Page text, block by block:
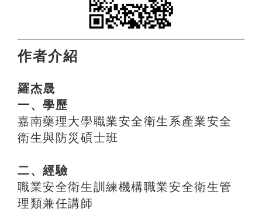
作者介紹
羅杰晟
一、學歷
嘉南藥理大學職業安全衛生系產業安全
衛生與防災碩士班
二、經驗
職業安全衛生訓練機構職業安全衛生管
理類兼任講師